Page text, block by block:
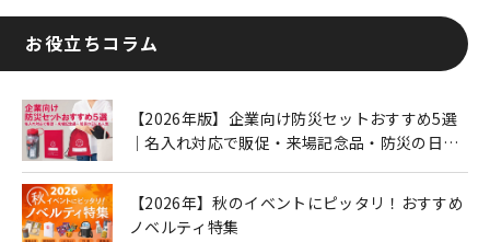
お役立ちコラム
【2026年版】企業向け防災セットおすすめ5選
｜名入れ対応で販促・来場記念品・防災の日に
【2026年】秋のイベントにピッタリ！おすすめ
ノベルティ特集